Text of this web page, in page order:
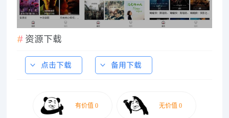
资源下载
点击下载 备用下载